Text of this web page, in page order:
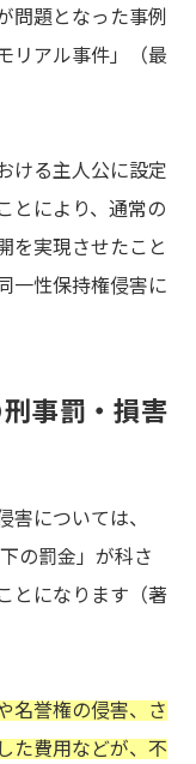
問題となった事例
リアル事件」（最
ける主人公に設定
とにより、通常の
を実現させたこと
一性保持権侵害に
事罰・損害
については、
の罰金」が科さ
とになります（著
名誉権の侵害、さ
た費用などが、不